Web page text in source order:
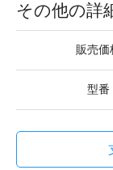
その他の詳
販売価
型番